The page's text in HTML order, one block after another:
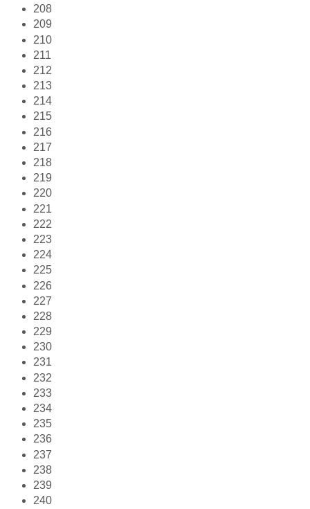
208
209
210
211
212
213
214
215
216
217
218
219
220
221
222
223
224
225
226
227
228
229
230
231
232
233
234
235
236
237
238
239
240